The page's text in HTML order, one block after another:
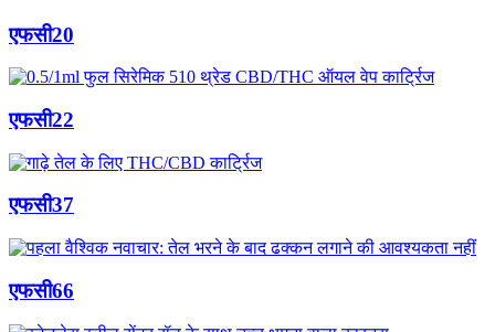
एफसी20
एफसी22
एफसी37
एफसी66